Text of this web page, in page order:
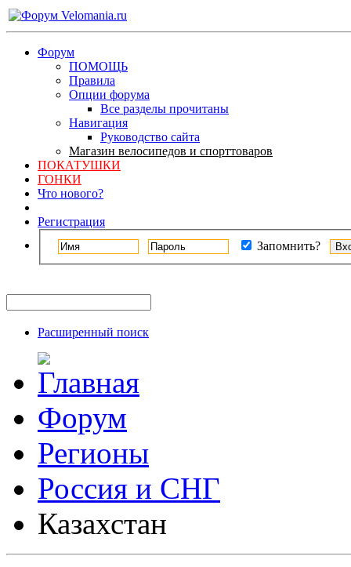
Форум
ПОМОЩЬ
Правила
Опции форума
Все разделы прочитаны
Навигация
Руководство сайта
Магазин велосипедов и спорттоваров
ПОКАТУШКИ
ГОНКИ
Что нового?
Регистрация
Запомнить?
Расширенный поиск
Форум
Регионы
Россия и СНГ
Казахстан